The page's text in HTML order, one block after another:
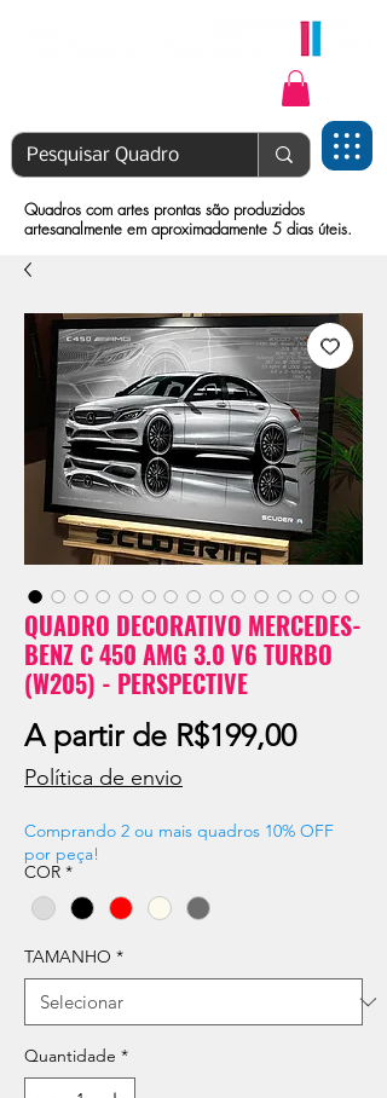
Quadros com artes prontas são produzidos
artesanalmente em aproximadamente 5 dias úteis.
QUADRO DECORATIVO MERCEDES-
BENZ C 450 AMG 3.0 V6 TURBO
(W205) - PERSPECTIVE
A partir de R$199,00Preço
Política de envio
Comprando 2 ou mais quadros 10% OFF
por peça!
COR *
TAMANHO *
Quantidade *